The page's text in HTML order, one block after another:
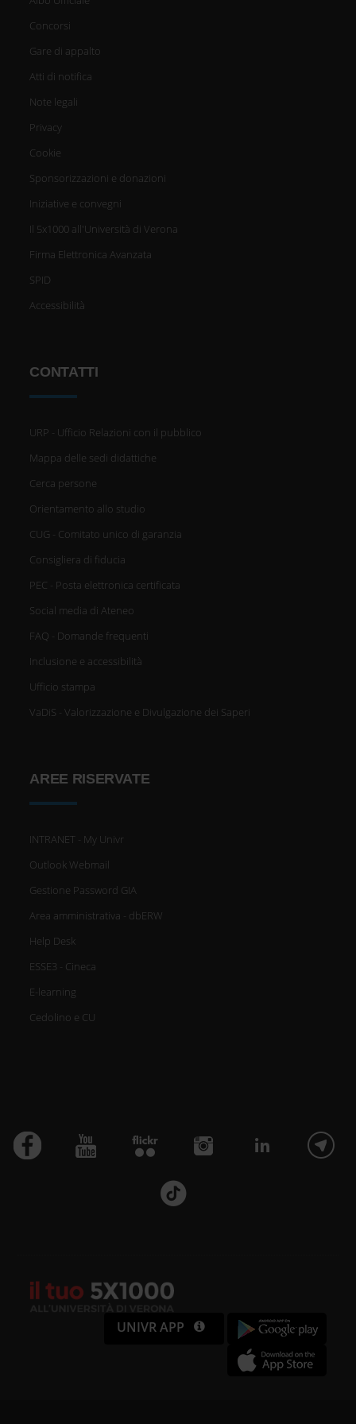
Concorsi
Gare di appalto
Atti di notifica
Note legali
Privacy
Cookie
Sponsorizzazioni e donazioni
Iniziative e convegni
Il 5x1000 all'Università di Verona
Firma Elettronica Avanzata
SPID
Accessibilità
CONTATTI
URP - Ufficio Relazioni con il pubblico
Mappa delle sedi didattiche
Cerca persone
Orientamento allo studio
CUG - Comitato unico di garanzia
Consigliera di fiducia
PEC - Posta elettronica certificata
Social media di Ateneo
FAQ - Domande frequenti
Inclusione e accessibilità
Ufficio stampa
VaDiS - Valorizzazione e Divulgazione dei Saperi
AREE RISERVATE
INTRANET - My Univr
Outlook Webmail
Gestione Password GIA
Area amministrativa - dbERW
Help Desk
ESSE3 - Cineca
E-learning
Cedolino e CU
UNIVR APP